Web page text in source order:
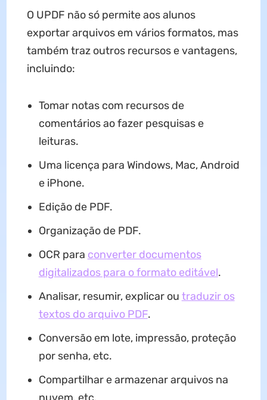
O UPDF não só permite aos alunos
exportar arquivos em vários formatos, mas
também traz outros recursos e vantagens,
incluindo:
Tomar notas com recursos de
comentários ao fazer pesquisas e
leituras.
Uma licença para Windows, Mac, Android
e iPhone.
Edição de PDF.
Organização de PDF.
OCR para converter documentos
digitalizados para o formato editável.
Analisar, resumir, explicar ou traduzir os
textos do arquivo PDF.
Conversão em lote, impressão, proteção
por senha, etc.
Compartilhar e armazenar arquivos na
nuvem, etc.